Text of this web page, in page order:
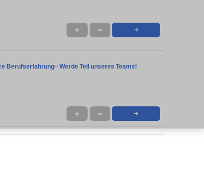
★ ➦ ➜
Berufserfahrung– Werde Teil unseres Teams!
★ ➦ ➜